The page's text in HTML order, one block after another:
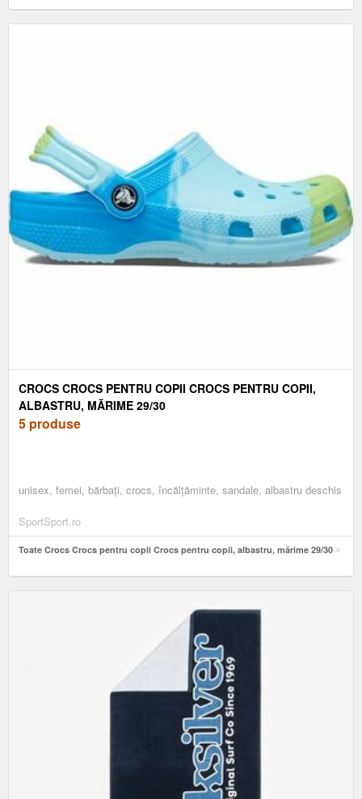
CROCS CROCS PENTRU COPII CROCS PENTRU COPII,
ALBASTRU, MĂRIME 29/30
5 produse
unisex, femei, bărbați, crocs, încălțăminte, sandale, albastru deschis
SportSport.ro
Toate Crocs Crocs pentru copii Crocs pentru copii, albastru, mărime 29/30